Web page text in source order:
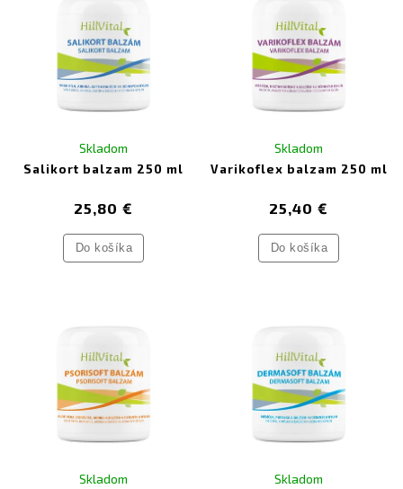
Salikort balzam 250 ml
Skladom
25,80 €
Do košíka
Varikoflex balzam 250 ml
Skladom
25,40 €
Do košíka
Skladom Skladom